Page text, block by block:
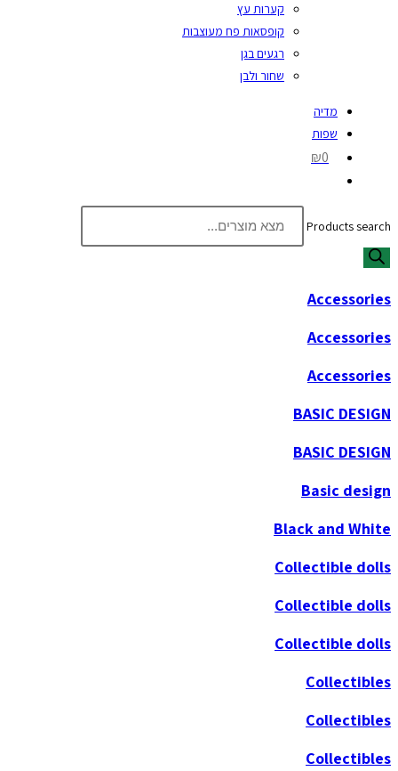
קערות עץ
קופסאות פח מעוצבות
רגעים בגן
שחור ולבן
מדיה
שפות
₪0
Products search
Accessories
Accessories
Accessories
BASIC DESIGN
BASIC DESIGN
Basic design
Black and White
Collectible dolls
Collectible dolls
Collectible dolls
Collectibles
Collectibles
Collectibles